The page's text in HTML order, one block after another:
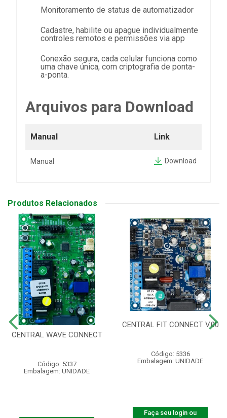
Monitoramento de status de automatizador
Cadastre, habilite ou apague individualmente
controles remotos e permissões via app
Conexão segura, cada celular funciona como
uma chave única, com criptografia de ponta-
a-ponta.
Arquivos para Download
Manual Link
Manual Download
Produtos Relacionados
CENTRAL WAVE CONNECT
Código: 5337
Embalagem: UNIDADE
CENTRAL FIT CONNECT V.00
Código: 5336
Embalagem: UNIDADE
Faça seu login ou